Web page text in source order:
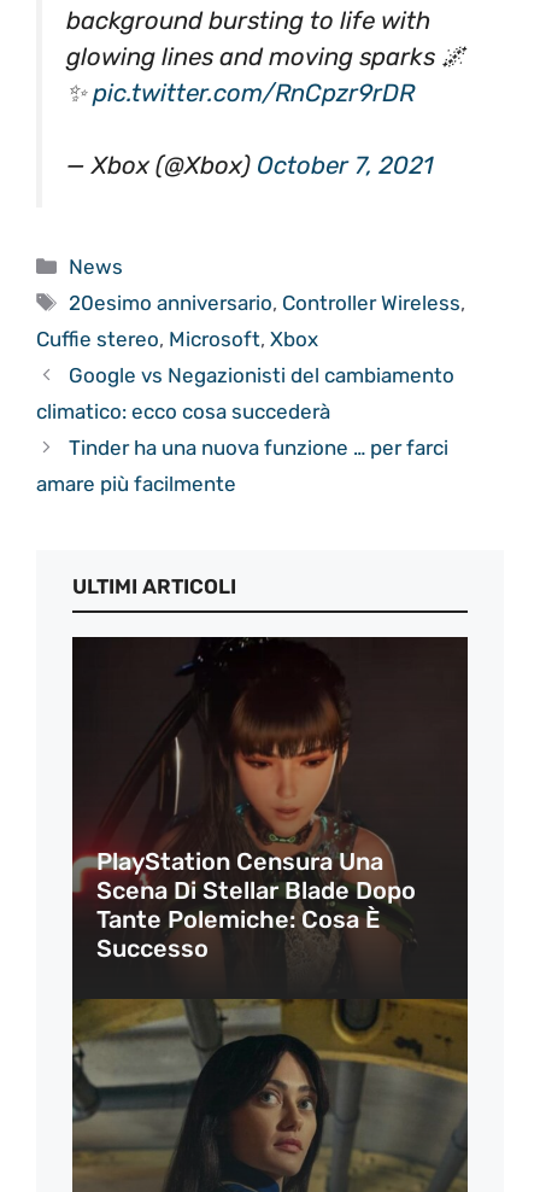
background bursting to life with
glowing lines and moving sparks 🌌
✨pic.twitter.com/RnCpzr9rDR
— Xbox (@Xbox) October 7, 2021
Categorie
News
Tag
20esimo anniversario, Controller Wireless,
Cuffie stereo, Microsoft, Xbox
Google vs Negazionisti del cambiamento
climatico: ecco cosa succederà
Tinder ha una nuova funzione … per farci
amare più facilmente
ULTIMI ARTICOLI
PlayStation Censura Una
Scena Di Stellar Blade Dopo
Tante Polemiche: Cosa È
Successo